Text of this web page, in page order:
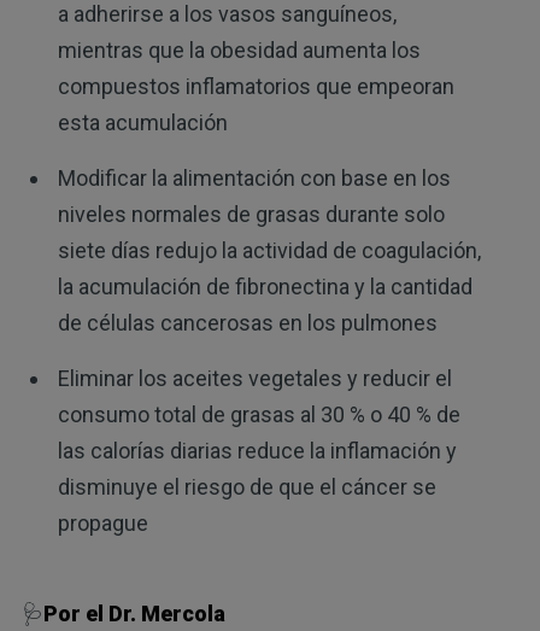
a adherirse a los vasos sanguíneos,
mientras que la obesidad aumenta los
compuestos inflamatorios que empeoran
esta acumulación
Modificar la alimentación con base en los
niveles normales de grasas durante solo
siete días redujo la actividad de coagulación,
la acumulación de fibronectina y la cantidad
de células cancerosas en los pulmones
Eliminar los aceites vegetales y reducir el
consumo total de grasas al 30 % o 40 % de
las calorías diarias reduce la inflamación y
disminuye el riesgo de que el cáncer se
propague
🩺Por el Dr. Mercola